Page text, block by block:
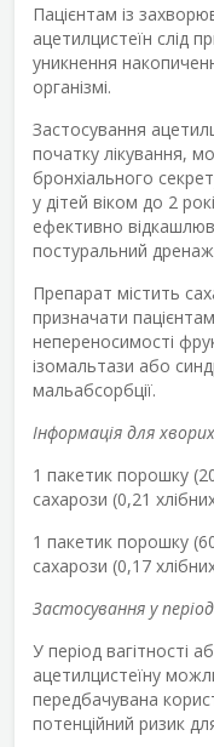
Пацієнтам із
ацетилцистеїн слід
уникнення
організмі.
Застосування
початку лікування,
бронхіального
у дітей віком до 2
ефективно
постуральний дренаж
Препарат містить
призначати
непереносимості
ізомальтази або
мальабсорбції.
Інформація для
1 пакетик порошку
сахарози (0,21
1 пакетик порошку
сахарози (0,17
Застосування у
У період вагітності
ацетилцистеїну
передбачувана
потенційний ризик